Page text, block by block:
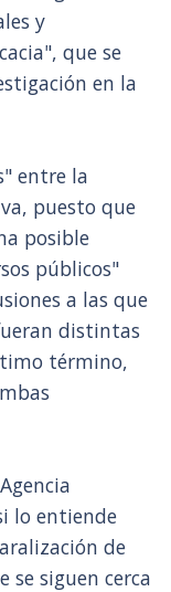
y
que se
en la
entre la
puesto que
posible
públicos"
a las que
distintas
término,
lo entiende
de
se siguen cerca